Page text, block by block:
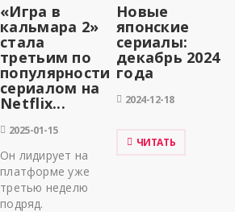
«Игра в
кальмара 2»
стала
третьим по
популярности
сериалом на
Netflix...
2025-01-15
Он лидирует на
платформе уже
третью неделю
подряд.
Новые
японские
сериалы:
декабрь 2024
года
2024-12-18
ЧИТАТЬ